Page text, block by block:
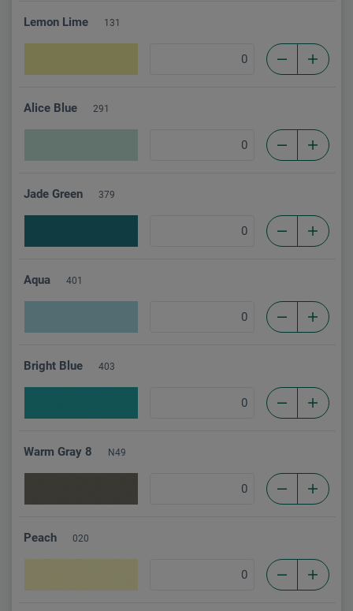
Lemon Lime 131
Alice Blue 291
Jade Green 379
Aqua 401
Bright Blue 403
Warm Gray 8 N49
Peach 020